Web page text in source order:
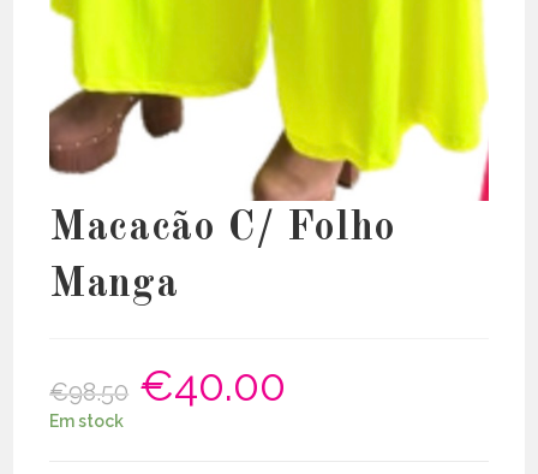
Macacão C/ Folho
Manga
€98.50
O
preço
original
€40.00
Em stock